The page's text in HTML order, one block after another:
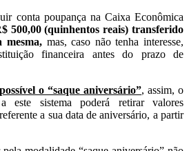
conta poupança na Caixa Econômica
500,00 (quinhentos reais) transferido
mesma,mas, caso não tenha interesse,
financeira antes do prazo de
o “saque aniversário”, assim, o
este sistema poderá retirar valores
a sua data de aniversário, a partir